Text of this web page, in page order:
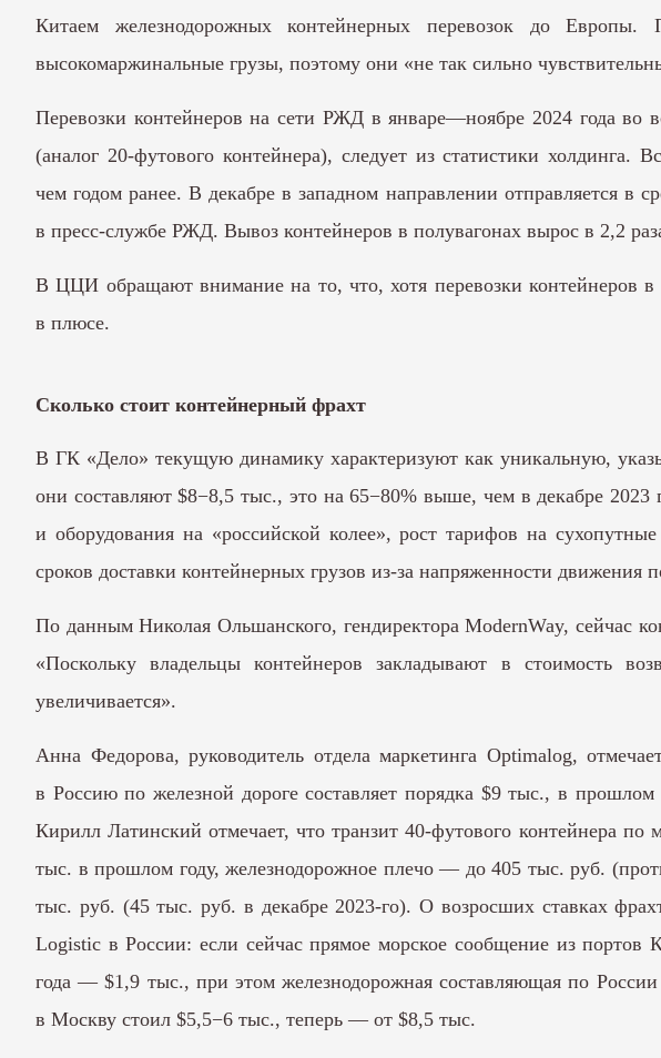
Китаем железнодорожных контейнерных перевозок до
высокомаржинальные грузы, поэтому они «не так сильно
Перевозки контейнеров на сети РЖД в январе—ноябре 2024 года
(аналог 20-футового контейнера), следует из статистики
чем годом ранее. В декабре в западном направлении отправляется
в пресс-службе РЖД. Вывоз контейнеров в полувагонах вырос в 2,2
В ЦЦИ обращают внимание на то, что, хотя перевозки контейнеров
в плюсе.
Сколько стоит контейнерный фрахт
В ГК «Дело» текущую динамику характеризуют как уникальную,
они составляют $8−8,5 тыс., это на 65−80% выше, чем в декабре
и оборудования на «российской колее», рост тарифов на
сроков доставки контейнерных грузов из-за напряженности движения
По данным Николая Ольшанского, гендиректора ModernWay, сейчас
«Поскольку владельцы контейнеров закладывают в стоимость
увеличивается».
Анна Федорова, руководитель отдела маркетинга Optimalog,
в Россию по железной дороге составляет порядка $9 тыс., в
Кирилл Латинский отмечает, что транзит 40-футового контейнера
тыс. в прошлом году, железнодорожное плечо — до 405 тыс. руб.
тыс. руб. (45 тыс. руб. в декабре 2023-го). О возросших ставках
Logistic в России: если сейчас прямое морское сообщение из портов
года — $1,9 тыс., при этом железнодорожная составляющая по
в Москву стоил $5,5−6 тыс., теперь — от $8,5 тыс.